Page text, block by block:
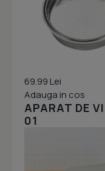
69.99 Lei
Adauga in cos
APARAT DE
01